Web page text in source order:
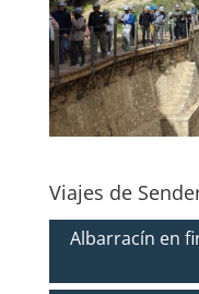
Viajes de
Albarracín en